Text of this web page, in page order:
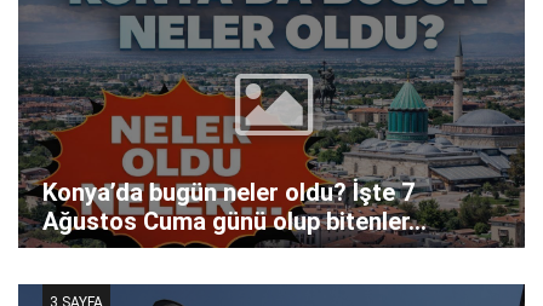
Konya’da bugün neler oldu? İşte 7
Ağustos Cuma günü olup bitenler…
3.SAYFA